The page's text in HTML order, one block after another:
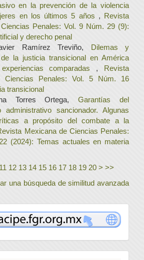
en la prevención de la violencia
en los últimos 5 años , Revista
Penales: Vol. 9 Núm. 29 (9):
y derecho penal
Ramírez Treviño, Dilemas y
de la justicia transicional en América
comparadas , Revista
Ciencias Penales: Vol. 5 Núm. 16
transicional
Torres Ortega,Garantías del
administrativo sancionador. Algunas
a propósito del combate a la
Mexicana de Ciencias Penales:
(2024): Temas actuales en materia
11 12 13 14 15 16 17 18 19 20 > >>
una búsqueda de similitud avanzada